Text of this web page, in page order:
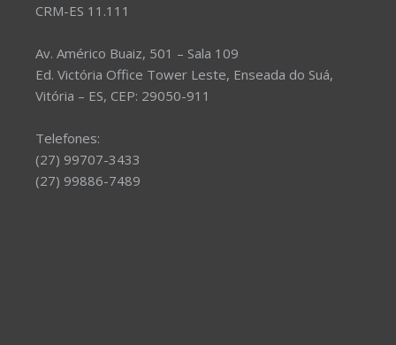
CRM-ES 11.111
Av. Américo Buaiz, 501 – Sala 109
Ed. Victória Office Tower Leste, Enseada do Suá,
Vitória – ES, CEP: 29050-911
Telefones:
(27) 99707-3433
(27) 99886-7489